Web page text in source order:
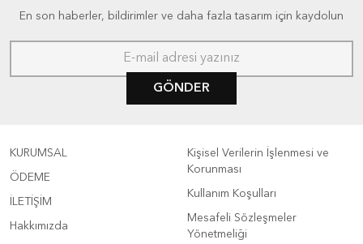
En son haberler, bildirimler ve daha fazla tasarım için kaydolun
GÖNDER
KURUMSAL
ÖDEME
İLETİŞİM
Hakkımızda
Kişisel Verilerin İşlenmesi ve
Korunması
Kullanım Koşulları
Mesafeli Sözleşmeler
Yönetmeliği